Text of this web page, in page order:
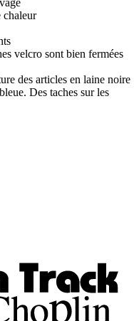
chaleur
velcro sont bien fermées
des articles en laine noire
Des taches sur les